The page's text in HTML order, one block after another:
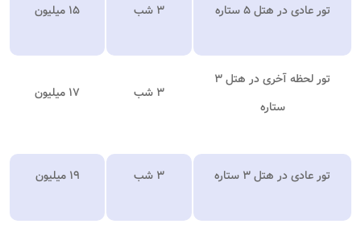
تور عادی در هتل ۵ ستاره ۳ شب ۱۵ میلیون
تور لحظه آخری در هتل ۳
ستاره
۳ شب ۱۷ میلیون
تور عادی در هتل ۳ ستاره ۳ شب ۱۹ میلیون